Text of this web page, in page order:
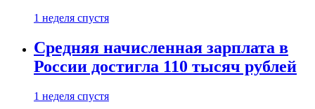
1 неделя спустя
Средняя начисленная зарплата в
России достигла 110 тысяч рублей
1 неделя спустя